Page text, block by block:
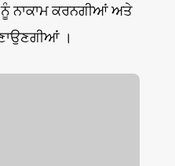
ਨਾਕਾਮ ਕਰਨਗੀਆਂ ਅਤੇ
।